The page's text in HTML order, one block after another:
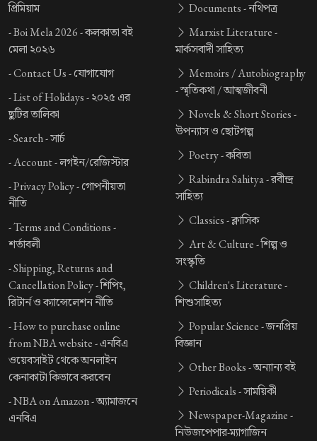
প্রিমিয়াম
-Boi Mela 2026 -কলকাতা বই
মেলা ২০২৬
-Contact Us -যোগাযোগ
-List of Holidays -২০২৫ এর
ছুটির তালিকা
-Search -সার্চ
-Account -লগইন/রেজিস্টার
-Privacy Policy -গোপনীয়তা
নীতি
-Terms and Conditions -
শর্তাবলী
-Shipping, Returns and
Cancellation Policy -শিপিং,
রিটার্ন ও ক্যান্সেলেশন নীতি
-How to purchase online
from NBA website -এনবিএ
ওয়েবসাইট থেকে অনলাইন
কেনাকাটা কিভাবে করবেন
-NBA on Amazon -অ্যামাজনে
এনবিএ
Documents -নথিপত্র
Marxist Literature -
মার্কসবাদী সাহিত্য
Memoirs / Autobiography
-স্মৃতিকথা / আত্মজীবনী
Novels & Short Stories -
উপন্যাস ও ছোটগল্প
Poetry -কবিতা
Rabindra Sahitya -রবীন্দ্র
সাহিত্য
Classics -ক্লাসিক
Art & Culture -শিল্প ও
সংস্কৃতি
Children's Literature -
শিশুসাহিত্য
Popular Science -জনপ্রিয়
বিজ্ঞান
Other Books -অন্যান্য বই
Periodicals -সাময়িকী
Newspaper-Magazine -
নিউজপেপার-ম্যাগাজিন